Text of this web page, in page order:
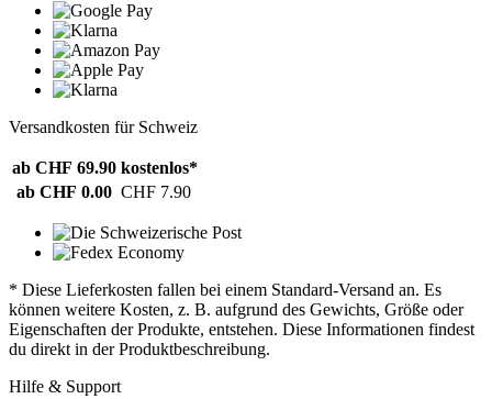
Versandkosten für Schweiz
ab CHF 69.90 kostenlos*
ab CHF 0.00 CHF 7.90
* Diese Lieferkosten fallen bei einem Standard-Versand an. Es
können weitere Kosten, z. B. aufgrund des Gewichts, Größe oder
Eigenschaften der Produkte, entstehen. Diese Informationen findest
du direkt in der Produktbeschreibung.
Hilfe & Support